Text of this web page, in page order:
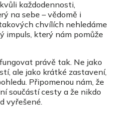
každodennosti,
na sebe – vědomě i
chvílích nehledáme
impuls, který nám pomůže
právě tak. Ne jako
ale jako krátké zastavení,
Připomenou nám, že
součástí cesty a že nikdo
vyřešené.